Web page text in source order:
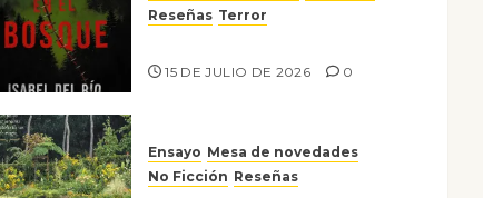
Reseñas Terror
15 DE JULIO DE 2026 0
Ensayo Mesa de novedades
No Ficción Reseñas